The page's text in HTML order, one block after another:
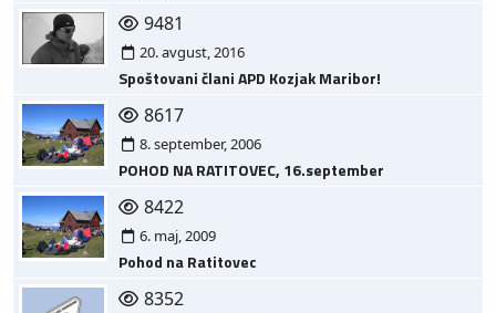
9481
20. avgust, 2016
Spoštovani člani APD Kozjak Maribor!
8617
8. september, 2006
POHOD NA RATITOVEC, 16.september
8422
6. maj, 2009
Pohod na Ratitovec
8352